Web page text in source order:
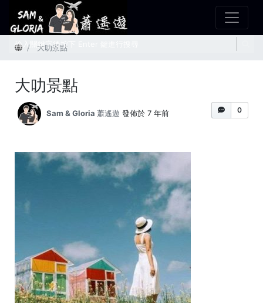
首頁 大叻景點
大叻景點
0
Sam & Gloria 蕭遙遊 發佈於 7 年前